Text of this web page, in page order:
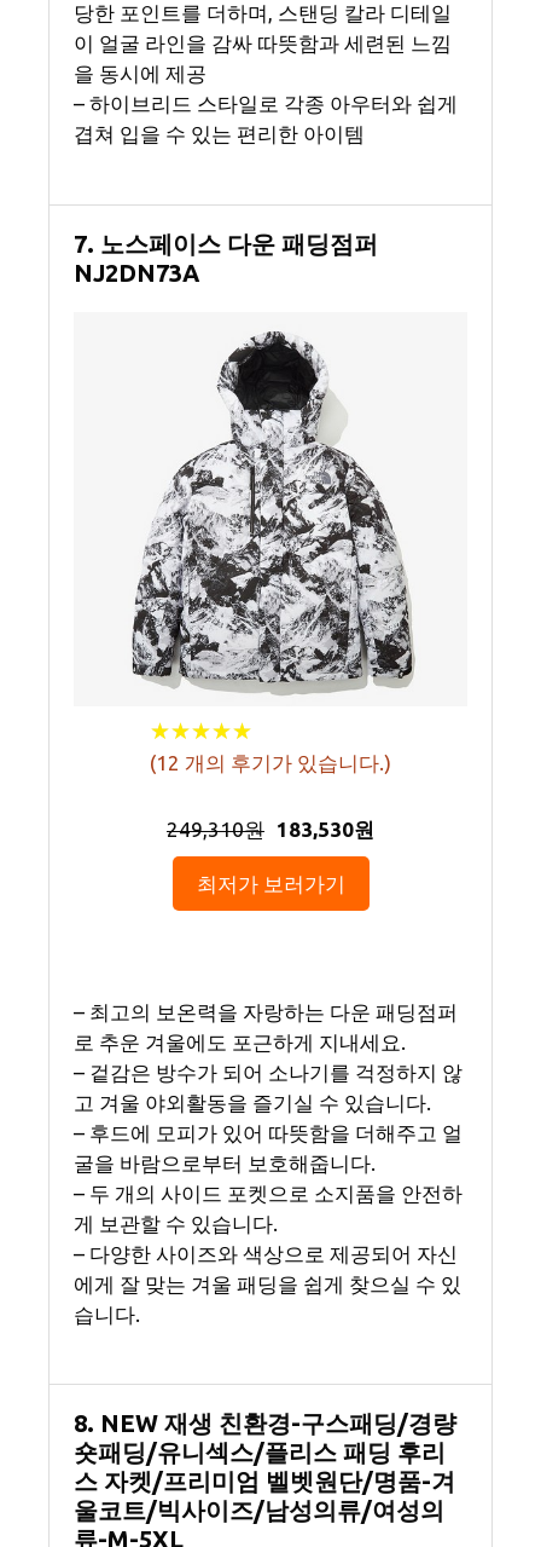
당한 포인트를 더하며, 스탠딩 칼라 디테일
이 얼굴 라인을 감싸 따뜻함과 세련된 느낌
을 동시에 제공
– 하이브리드 스타일로 각종 아우터와 쉽게
겹쳐 입을 수 있는 편리한 아이템
7. 노스페이스 다운 패딩점퍼
NJ2DN73A
★★★★★
★★★★★
(12 개의 후기가 있습니다.)
249,310원 183,530원
최저가 보러가기
– 최고의 보온력을 자랑하는 다운 패딩점퍼
로 추운 겨울에도 포근하게 지내세요.
– 겉감은 방수가 되어 소나기를 걱정하지 않
고 겨울 야외활동을 즐기실 수 있습니다.
– 후드에 모피가 있어 따뜻함을 더해주고 얼
굴을 바람으로부터 보호해줍니다.
– 두 개의 사이드 포켓으로 소지품을 안전하
게 보관할 수 있습니다.
– 다양한 사이즈와 색상으로 제공되어 자신
에게 잘 맞는 겨울 패딩을 쉽게 찾으실 수 있
습니다.
8. NEW 재생 친환경-구스패딩/경량
숏패딩/유니섹스/플리스 패딩 후리
스 자켓/프리미엄 벨벳원단/명품-겨
울코트/빅사이즈/남성의류/여성의
류-M-5XL